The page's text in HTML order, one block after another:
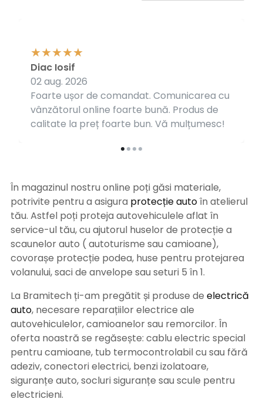
Foarte ușor de comandat. Comunicarea cu
vânzătorul online foarte bună. Produs de
calitate la preț foarte bun. Vă mulțumesc!
Diac Iosif
02 aug. 2026
În magazinul nostru online poți găsi materiale,
potrivite pentru a asigura protecție autoîn atelierul
tău. Astfel poți proteja autovehiculele aflat în
service-ul tău, cu ajutorul huselor de protecție a
scaunelor auto ( autoturisme sau camioane),
covorașe protecție podea, huse pentru protejarea
volanului, saci de anvelope sau seturi 5 în 1.
La Bramitech ți-am pregătit și produse de electrică
auto, necesare reparațiilor electrice ale
autovehiculelor, camioanelor sau remorcilor. În
oferta noastră se regăsește: cablu electric special
pentru camioane, tub termocontrolabil cu sau fără
adeziv, conectori electrici, benzi izolatoare,
siguranțe auto, socluri siguranțe sau scule pentru
electricieni.